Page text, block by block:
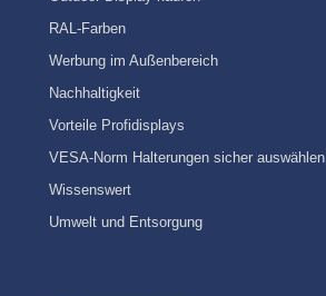
RAL-Farben
Werbung im Außenbereich
Nachhaltigkeit
Vorteile Profidisplays
VESA-Norm Halterungen sicher auswählen
Wissenswert
Umwelt und Entsorgung